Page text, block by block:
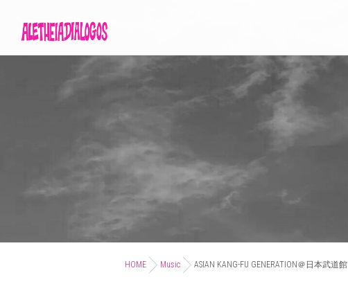
HOME Music ASIAN KANG-FU GENERATION＠日本武道館